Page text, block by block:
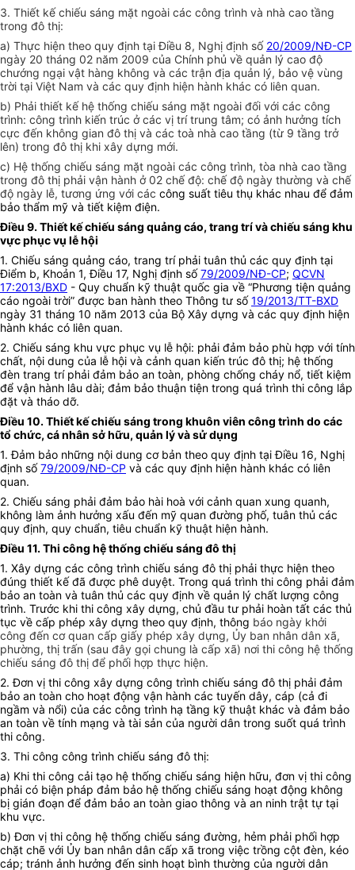
3. Thiết kế chiếu sáng mặt ngoài các công trình và nhà cao tầng
trong đô thị:
a) Thực hiện theo quy định tại Điều 8, Nghị định số 20/2009/NĐ-CP
ngày 20 tháng 02 năm 2009 của Chính phủ về quản lý cao độ
chướng ngại vật hàng không và các trận địa quản lý, bảo vệ vùng
trời tại Việt Nam và các quy định hiện hành khác có liên quan.
b) Phải thiết kế hệ thống chiếu sáng mặt ngoài đối với các công
trình: công trình kiến trúc ở các vị trí trung tâm; có ảnh hưởng tích
cực đến không gian đô thị và các toà nhà cao tầng (từ 9 tầng trở
lên) trong đô thị khi xây dựng mới.
c) Hệ thống chiếu sáng mặt ngoài các công trình, tòa nhà cao tầng
trong đô thị phải vận hành ở 02 chế độ: chế độ ngày thường và chế
độ ngày lễ, tương ứng với các công suất tiêu thụ khác nhau để đảm
bảo thẩm mỹ và tiết kiệm điện.
Điều 9. Thiết kế chiếu sáng quảng cáo, trang trí và chiếu sáng khu
vực phục vụ lễ hội
1. Chiếu sáng quảng cáo, trang trí phải tuân thủ các quy định tại
Điểm b, Khoản 1, Điều 17, Nghị định số79/2009/NĐ-CP; QCVN
17:2013/BXD - Quy chuẩn kỹ thuật quốc gia về “Phương tiện quảng
cáo ngoài trời” được ban hành theo Thông tư số19/2013/TT-BXD
ngày 31 tháng 10 năm 2013 của Bộ Xây dựng và các quy định hiện
hành khác có liên quan.
2. Chiếu sáng khu vực phục vụ lễ hội: phải đảm bảo phù hợp với tính
chất, nội dung của lễ hội và cảnh quan kiến trúc đô thị; hệ thống
đèn trang trí phải đảm bảo an toàn, phòng chống cháy nổ, tiết kiệm
để vận hành lâu dài; đảm bảo thuận tiện trong quá trình thi công lắp
đặt và tháo dỡ.
Điều 10. Thiết kế chiếu sáng trong khuôn viên công trình do các
tổ chức, cá nhân sở hữu, quản lý và sử dụng
1. Đảm bảo những nội dung cơ bản theo quy định tại Điều 16, Nghị
định số79/2009/NĐ-CP và các quy định hiện hành khác có liên
quan.
2. Chiếu sáng phải đảm bảo hài hoà với cảnh quan xung quanh,
không làm ảnh hưởng xấu đến mỹ quan đường phố, tuân thủ các
quy định, quy chuẩn, tiêu chuẩn kỹ thuật hiện hành.
Điều 11. Thi công hệ thống chiếu sáng đô thị
1. Xây dựng các công trình chiếu sáng đô thị phải thực hiện theo
đúng thiết kế đã được phê duyệt. Trong quá trình thi công phải đảm
bảo an toàn và tuân thủ các quy định về quản lý chất lượng công
trình. Trước khi thi công xây dựng, chủ đầu tư phải hoàn tất các thủ
tục về cấp phép xây dựng theo quy định, thông báo ngày khởi
công đến cơ quan cấp giấy phép xây dựng, Ủy ban nhân dân xã,
phường, thị trấn (sau đây gọi chung là cấp xã) nơi thi công hệ thống
chiếu sáng đô thị để phối hợp thực hiện.
2. Đơn vị thi công xây dựng công trình chiếu sáng đô thị phải đảm
bảo an toàn cho hoạt động vận hành các tuyến dây, cáp (cả đi
ngầm và nổi) của các công trình hạ tầng kỹ thuật khác và đảm bảo
an toàn về tính mạng và tài sản của người dân trong suốt quá trình
thi công.
3. Thi công công trình chiếu sáng đô thị:
a) Khi thi công cải tạo hệ thống chiếu sáng hiện hữu, đơn vị thi công
phải có biện pháp đảm bảo hệ thống chiếu sáng hoạt động không
bị gián đoạn để đảm bảo an toàn giao thông và an ninh trật tự tại
khu vực.
b) Đơn vị thi công hệ thống chiếu sáng đường, hẻm phải phối hợp
chặt chẽ với Ủy ban nhân dân cấp xã trong việc trồng cột đèn, kéo
cáp; tránh ảnh hưởng đến sinh hoạt bình thường của người dân